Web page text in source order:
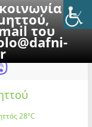
με
του
28°C